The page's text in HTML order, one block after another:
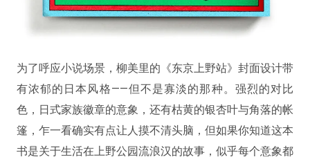
为了呼应小说场景，柳美里的《东京上野站》封面设计带
有浓郁的日本风格——但不是寡淡的那种。强烈的对比
色，日式家族徽章的意象，还有枯黄的银杏叶与角落的帐
篷，乍一看确实有点让人摸不清头脑，但如果你知道这本
书是关于生活在上野公园流浪汉的故事，似乎每个意象都